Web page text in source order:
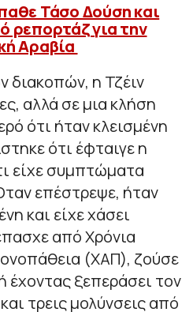
Τάσο Δούση και
ρεπορτάζ για την
Αραβία
διακοπών, η Τζέιν
αλλά σε μια κλήση
ότι ήταν κλεισμένη
ότι έφταιγε η
είχε συμπτώματα
επέστρεψε, ήταν
και είχε χάσει
από Χρόνια
(ΧΑΠ), ζούσε
έχοντας ξεπεράσει τον
τρεις μολύνσεις από